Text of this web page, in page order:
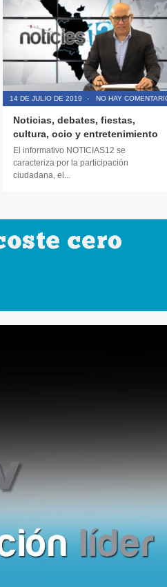
14 DE JULIO DE 2019 - NO HAY
Noticias, debates, fiestas,
cultura, ocio y entretenimiento
El informativo NOTICIAS12 se
caracteriza por la participación
ciudadana, el...